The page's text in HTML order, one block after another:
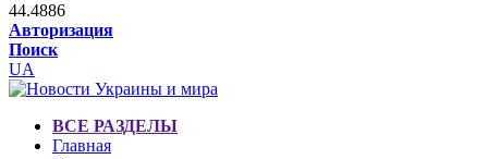
44.4886
Авторизация
Поиск
UA
ВСЕ РАЗДЕЛЫ
Главная